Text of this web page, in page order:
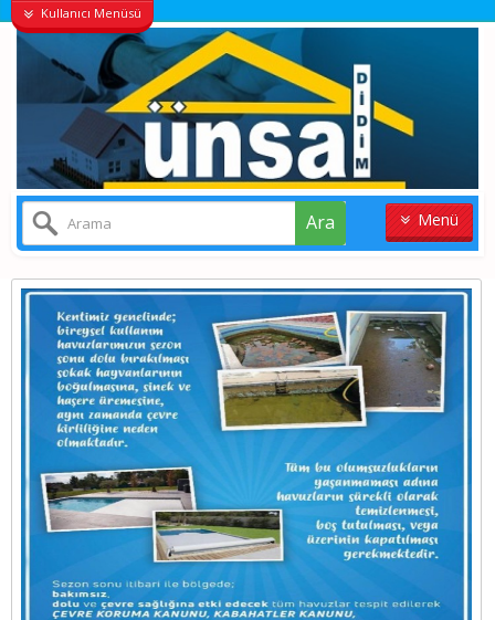
Kullanıcı Menüsü
Menü
Ara
ANASAYFA
KONUT
VILLALAR
ARSA
İŞYERI
APART - OTELLER
GÜNLÜK KIRALIK